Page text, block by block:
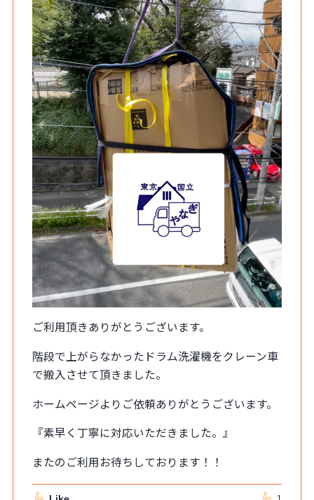
ご利用頂きありがとうございます。
階段で上がらなかったドラム洗濯機をクレーン車
で搬入させて頂きました。
ホームページよりご依頼ありがとうございます。
『素早く丁寧に対応いただきました。』
またのご利用お待ちしております！！